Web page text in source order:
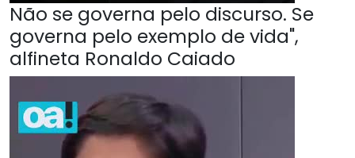
Não se governa pelo discurso. Se
governa pelo exemplo de vida",
alfineta Ronaldo Caiado